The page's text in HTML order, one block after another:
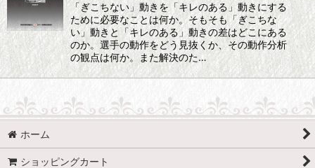
「ぎこちない」動きを「キレのある」動きにする
ために必要なことは何か。そもそも「ぎこちな
い」動きと「キレのある」動きの差はどこにある
のか。選手の動作をどう見抜くか、その動作分析
の観点は何か。また解決のた…
ホーム
ショッピングカート